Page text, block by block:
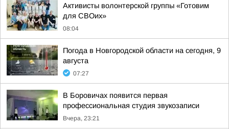
Активисты волонтерской группы «Готовим
для СВОих»
08:04
Погода в Новгородской области на сегодня, 9
августа
07:27
В Боровичах появится первая
профессиональная студия звукозаписи
Вчера, 23:21